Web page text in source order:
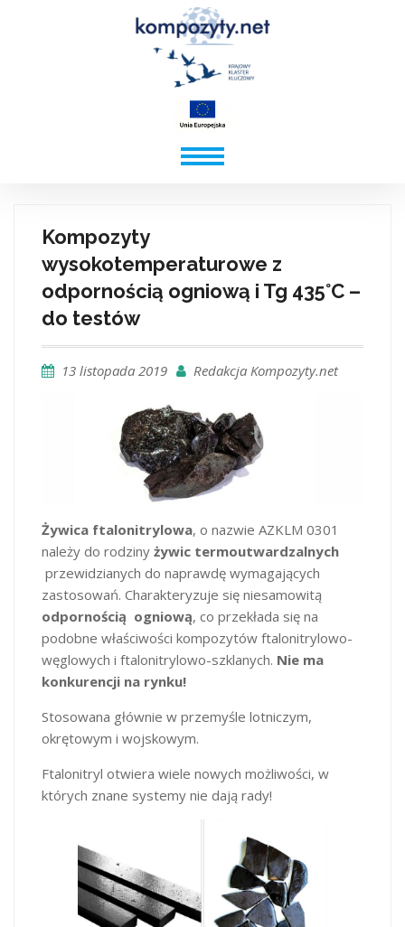
Kompozyty
wysokotemperaturowe z
odpornością ogniową i Tg 435°C –
do testów
13 listopada 2019 Redakcja Kompozyty.net
Żywica ftalonitrylowa, o nazwie AZKLM 0301
należy do rodziny żywic termoutwardzalnych
przewidzianych do naprawdę wymagających
zastosowań. Charakteryzuje się niesamowitą
odpornością ogniową, co przekłada się na
podobne właściwości kompozytów ftalonitrylowo-
węglowych i ftalonitrylowo-szklanych. Nie ma
konkurencji na rynku!
Stosowana głównie w przemyśle lotniczym,
okrętowym i wojskowym.
Ftalonitryl otwiera wiele nowych możliwości, w
których znane systemy nie dają rady!